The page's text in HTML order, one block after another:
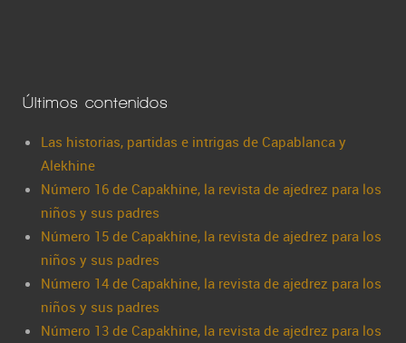
Últimos contenidos
Las historias, partidas e intrigas de Capablanca y
Alekhine
Número 16 de Capakhine, la revista de ajedrez para los
niños y sus padres
Número 15 de Capakhine, la revista de ajedrez para los
niños y sus padres
Número 14 de Capakhine, la revista de ajedrez para los
niños y sus padres
Número 13 de Capakhine, la revista de ajedrez para los